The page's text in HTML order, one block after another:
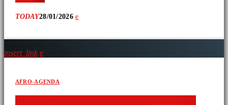
TODAY28/01/2026
insert_link
AFRO-AGENDA